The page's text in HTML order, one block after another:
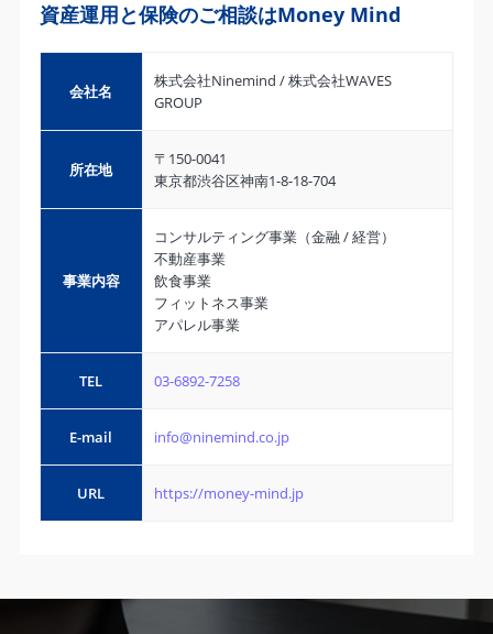
資産運用と保険のご相談はMoney Mind
会社名
株式会社Ninemind / 株式会社WAVES
GROUP
所在地
〒150-0041
東京都渋谷区神南1-8-18-704
事業内容
コンサルティング事業（金融 / 経営）
不動産事業
飲食事業
フィットネス事業
アパレル事業
TEL 03-6892-7258
E-mail info@ninemind.co.jp
URL https://money-mind.jp